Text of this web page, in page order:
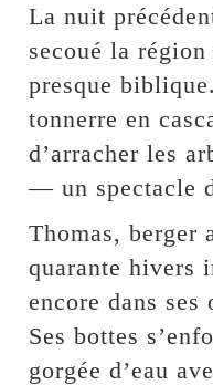
La nuit
secoué la
presque
tonnerre en
d’arracher les
— un spectacle
Thomas, berger
quarante hivers
encore dans ses
Ses bottes
gorgée d’eau